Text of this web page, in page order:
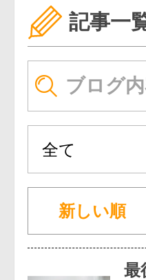
記事一
新しい順
最